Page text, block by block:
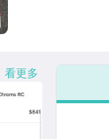
看更多